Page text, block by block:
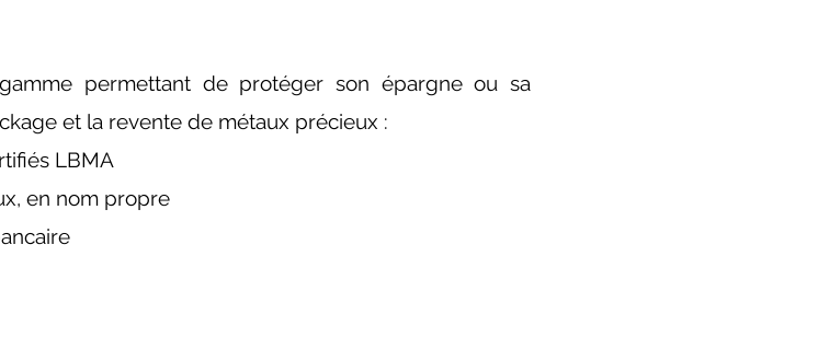
permettant de protéger son épargne ou sa
et la revente de métaux précieux :
LBMA
en nom propre